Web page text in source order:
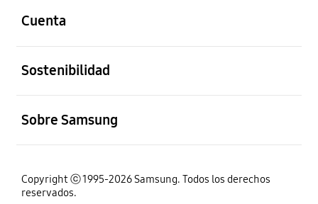
Cuenta
Sostenibilidad
Sobre Samsung
Copyright ⓒ 1995-2026 Samsung. Todos los derechos
reservados.